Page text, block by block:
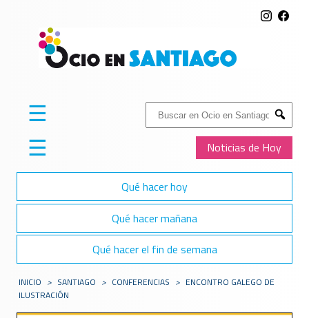
Buscar:
Submit
Noticias de Hoy
☰
☰
Qué hacer hoy
Qué hacer mañana
Qué hacer el fin de semana
INICIO > SANTIAGO > CONFERENCIAS > ENCONTRO GALEGO DE
ILUSTRACIÓN